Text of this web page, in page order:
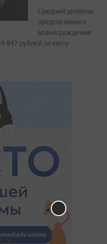
Средний уровень
предлагаемого
вознаграждения
847 рублей за вахту